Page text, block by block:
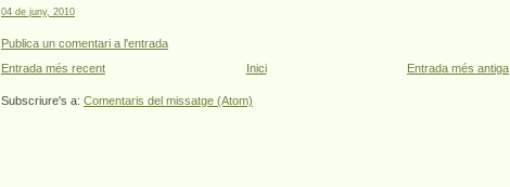
04 de juny, 2010
Publica un comentari a l'entrada
Entrada més recent
Entrada més antiga
Inici
Subscriure's a: Comentaris del missatge (Atom)